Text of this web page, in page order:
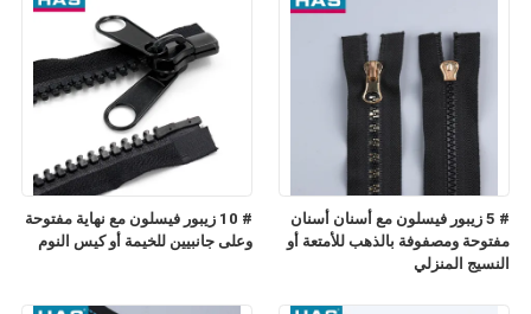
# 10 زيبور فيسلون مع نهاية مفتوحة
وعلى جانبيين للخيمة أو كيس النوم
# 5 زيبور فيسلون مع أسنان أسنان
مفتوحة ومصفوفة بالذهب للأمتعة أو
النسيج المنزلي